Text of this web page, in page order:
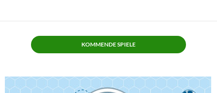
KOMMENDE SPIELE